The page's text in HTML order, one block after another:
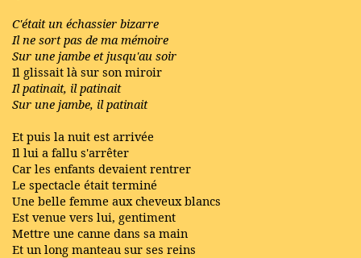
C'était un échassier bizarre
Il ne sort pas de ma mémoire
Sur une jambe et jusqu'au soir
Il glissait là sur son miroir
Il patinait, il patinait
Sur une jambe, il patinait
Et puis la nuit est arrivée
Il lui a fallu s'arrêter
Car les enfants devaient rentrer
Le spectacle était terminé
Une belle femme aux cheveux blancs
Est venue vers lui, gentiment
Mettre une canne dans sa main
Et un long manteau sur ses reins